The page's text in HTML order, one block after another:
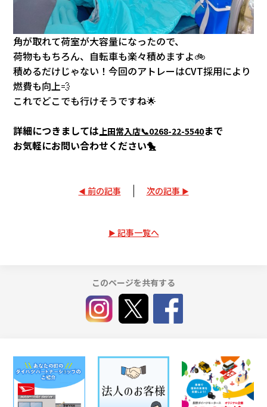
角が取れて荷室が大容量になったので、
荷物ももちろん、自転車も楽々積めますよ🚲
積めるだけじゃない！今回のアトレーはCVT採用により
燃費も向上💨
これでどこでも行けそうですね🌟
詳細につきましては 上田常入店📞0268-22-5540まで
お気軽にお問い合わせください🐤
前の記事 次の記事
記事一覧へ
このページを共有する